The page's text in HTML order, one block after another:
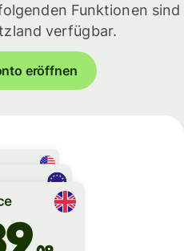
Funktionen sind
verfügbar.
eröffnen